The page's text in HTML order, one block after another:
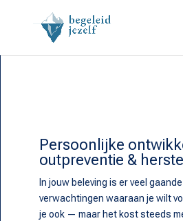
Persoonlijke
outpreventie & herstel
In jouw beleving is er veel
verwachtingen waaraan je wilt
je ook — maar het kost steeds